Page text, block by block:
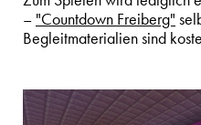
– "Countdown Freiberg"
Begleitmaterialien sind